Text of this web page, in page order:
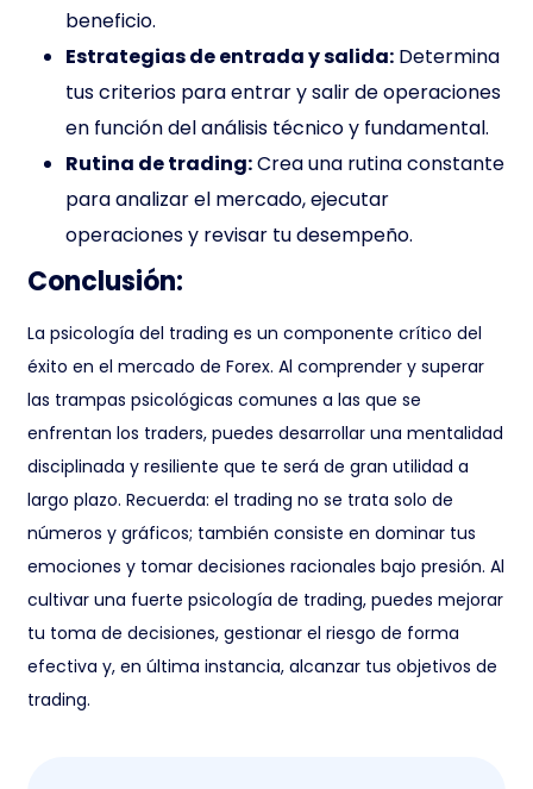
beneficio.
Estrategias de entrada y salida: Determina
tus criterios para entrar y salir de operaciones
en función del análisis técnico y fundamental.
Rutina de trading:Crea una rutina constante
para analizar el mercado, ejecutar
operaciones y revisar tu desempeño.
Conclusión:
La psicología del trading es un componente crítico del
éxito en el mercado de Forex. Al comprender y superar
las trampas psicológicas comunes a las que se
enfrentan los traders, puedes desarrollar una mentalidad
disciplinada y resiliente que te será de gran utilidad a
largo plazo. Recuerda: el trading no se trata solo de
números y gráficos; también consiste en dominar tus
emociones y tomar decisiones racionales bajo presión. Al
cultivar una fuerte psicología de trading, puedes mejorar
tu toma de decisiones, gestionar el riesgo de forma
efectiva y, en última instancia, alcanzar tus objetivos de
trading.